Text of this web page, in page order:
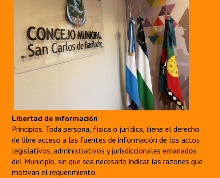
Libertad de información
Principios. Toda persona, física o jurídica, tiene el derecho
de libre acceso a las fuentes de información de los actos
legislativos, administrativos y jurisdiccionales emanados
del Municipio, sin que sea necesario indicar las razones que
motivan el requerimiento.